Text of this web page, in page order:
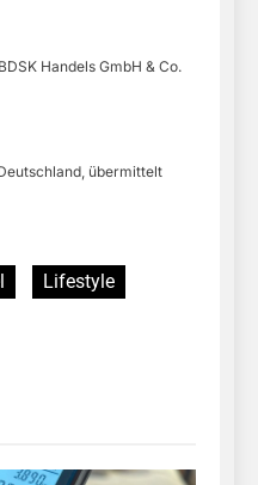
Handels GmbH & Co.
übermittelt
Lifestyle